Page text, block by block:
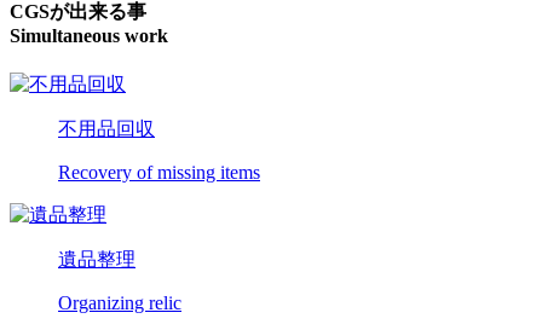
CGSが出来る事
Simultaneous work
不用品回収
Recovery of missing items
遺品整理
Organizing relic